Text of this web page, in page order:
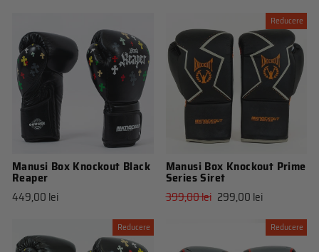
Manusi Box Knockout Black
Reaper
449,00 lei
Reducere
Manusi Box Knockout Prime
Series Siret
Pret
399,00 lei Pret
299,00 lei
Reducere Reducere